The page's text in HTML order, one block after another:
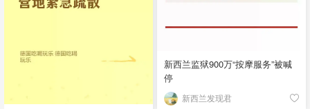
新西兰监狱900万“按摩服务”被喊
停
新西兰发现君